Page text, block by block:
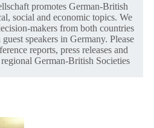
promotes German-British
social and economic topics. We
makers from both countries
speakers in Germany. Please
reports, press releases and
German-British Societies